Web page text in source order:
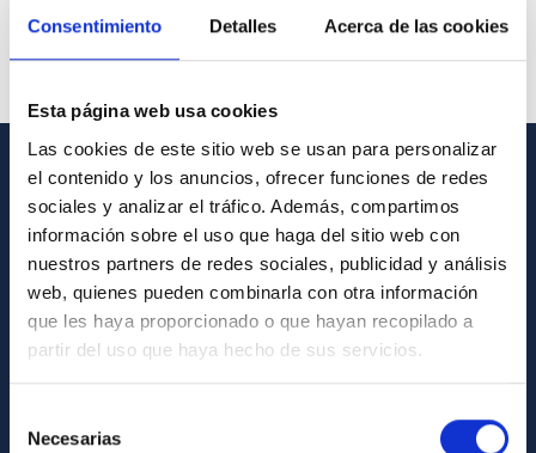
Consentimiento Detalles Acerca de las cookies
Esta página web usa cookies
Las cookies de este sitio web se usan para personalizar
el contenido y los anuncios, ofrecer funciones de redes
sociales y analizar el tráfico. Además, compartimos
información sobre el uso que haga del sitio web con
nuestros partners de redes sociales, publicidad y análisis
web, quienes pueden combinarla con otra información
que les haya proporcionado o que hayan recopilado a
partir del uso que haya hecho de sus servicios.
Necesarias
INFORMACIÓN GENERAL
Contacto
Cómo llegar al IAC
Directorio de personal
Biblioteca